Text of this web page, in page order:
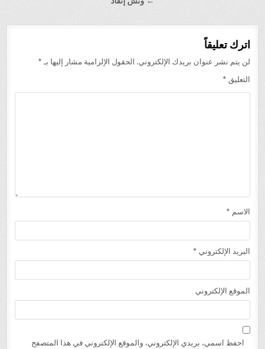
اترك تعليقاً
لن يتم نشر عنوان بريدك الإلكتروني. الحقول الإلزامية مشار إليها بـ *
التعليق *
الاسم *
البريد الإلكتروني *
الموقع الإلكتروني
احفظ اسمي، بريدي الإلكتروني، والموقع الإلكتروني في هذا المتصفح